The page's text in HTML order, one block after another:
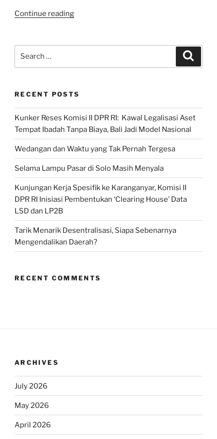
Continue reading“Mengenal
Bahasa
Dunia
Karya
Syekh
Kholil
Bangkalan”
RECENT POSTS
Kunker Reses Komisi II DPR RI: Kawal Legalisasi Aset
Tempat Ibadah Tanpa Biaya, Bali Jadi Model Nasional
Wedangan dan Waktu yang Tak Pernah Tergesa
Selama Lampu Pasar di Solo Masih Menyala
Kunjungan Kerja Spesifik ke Karanganyar, Komisi II
DPR RI Inisiasi Pembentukan ‘Clearing House’ Data
LSD dan LP2B
Tarik Menarik Desentralisasi, Siapa Sebenarnya
Mengendalikan Daerah?
RECENT COMMENTS
ARCHIVES
July 2026
May 2026
April 2026